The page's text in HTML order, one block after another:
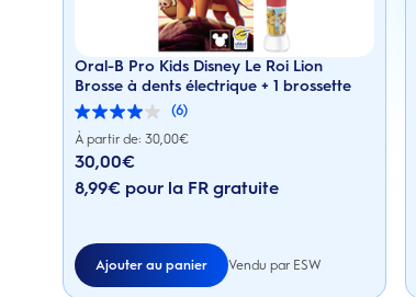
Oral-B Pro Kids Disney Le Roi Lion
Brosse à dents électrique + 1 brossette
(6)
4.0
sur
étoiles.
6
avis
À partir de: 30,00€
Prix actuel : 30,00€
30,00€
8,99€ pour la FR gratuite
Ajouter au panier Vendu par ESW